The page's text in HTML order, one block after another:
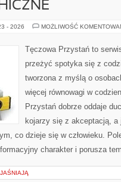
- 2026 MOŻLIWOŚĆ
Tęczowa Przystań to
przeżyć spotyka się z
tworzona z myślą o
więcej równowagi w
Przystań dobrze oddaje
kojarzy się z akceptacją,
co dzieje się w człowieku.
charakter i porusza